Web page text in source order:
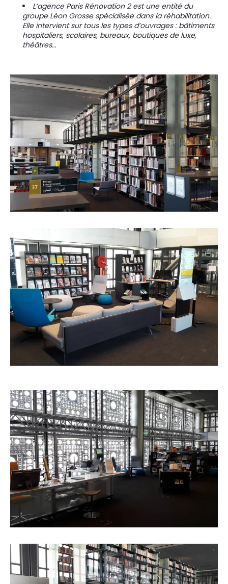
L’agence Paris Rénovation 2 est une entité du
groupe Léon Grosse spécialisée dans la réhabilitation.
Elle intervient sur tous les types d’ouvrages : bâtiments
hospitaliers, scolaires, bureaux, boutiques de luxe,
théâtres…